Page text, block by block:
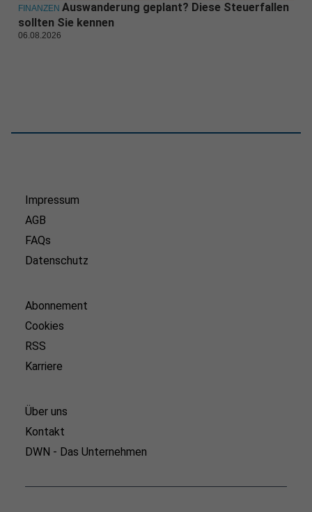
FINANZEN Auswanderung geplant? Diese Steuerfallen
sollten Sie kennen
06.08.2026
Impressum
AGB
FAQs
Datenschutz
Abonnement
Cookies
RSS
Karriere
Über uns
Kontakt
DWN - Das Unternehmen